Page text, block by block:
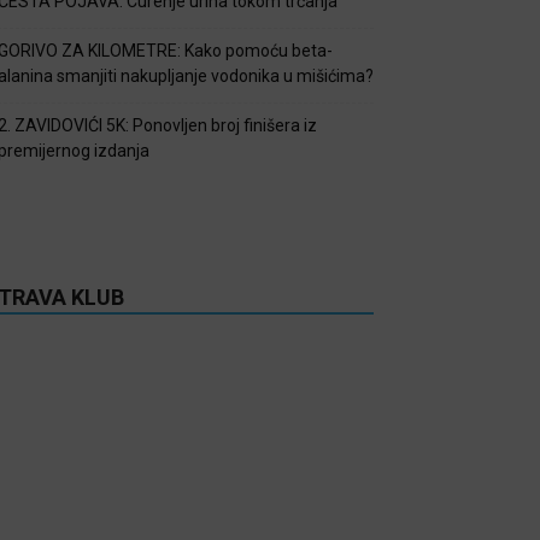
GORIVO ZA KILOMETRE: Kako pomoću beta-
alanina smanjiti nakupljanje vodonika u mišićima?
2. ZAVIDOVIĆI 5K: Ponovljen broj finišera iz
premijernog izdanja
KLUB